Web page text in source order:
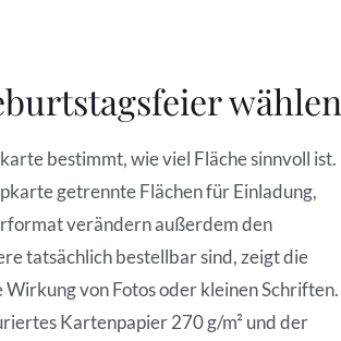
wählen
bestimmt, wie viel Fläche sinnvoll ist.
getrennte Flächen für Einladung,
verändern außerdem den
tatsächlich bestellbar sind, zeigt die
von Fotos oder kleinen Schriften.
Kartenpapier 270 g/m² und der